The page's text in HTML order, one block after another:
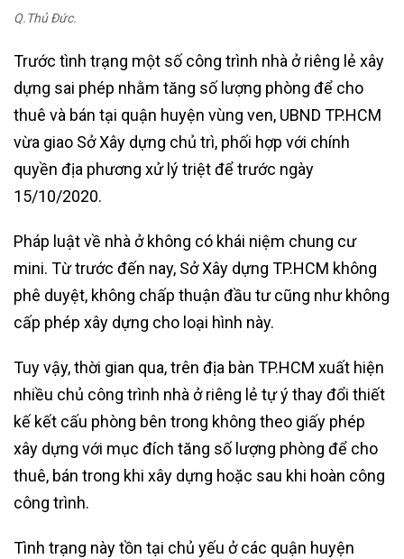
Q.Thủ Đức.
Trước tình trạng một số công trình nhà ở riêng lẻ xây
dựng sai phép nhằm tăng số lượng phòng để cho
thuê và bán tại quận huyện vùng ven, UBND TP.HCM
vừa giao Sở Xây dựng chủ trì, phối hợp với chính
quyền địa phương xử lý triệt để trước ngày
15/10/2020.
Pháp luật về nhà ở không có khái niệm chung cư
mini. Từ trước đến nay, Sở Xây dựng TP.HCM không
phê duyệt, không chấp thuận đầu tư cũng như không
cấp phép xây dựng cho loại hình này.
Tuy vậy, thời gian qua, trên địa bàn TP.HCM xuất hiện
nhiều chủ công trình nhà ở riêng lẻ tự ý thay đổi thiết
kế kết cấu phòng bên trong không theo giấy phép
xây dựng với mục đích tăng số lượng phòng để cho
thuê, bán trong khi xây dựng hoặc sau khi hoàn công
công trình.
Tình trạng này tồn tại chủ yếu ở các quận huyện